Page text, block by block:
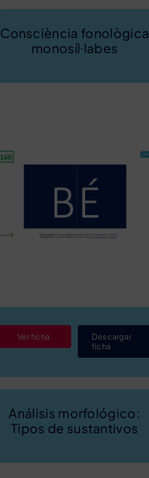
Consciència fonològica
monosíl·labes
Ver ficha
Descargar
ficha
Análisis morfológico:
Tipos de sustantivos